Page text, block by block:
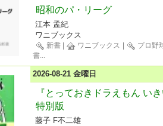
昭和のパ・リーグ
江本 孟紀
ワニブックス
新書 ワニブックス
プロ野
書...
2026-08-21 金曜日
『とっておきドラえもん い
特別版
藤子 F不二雄